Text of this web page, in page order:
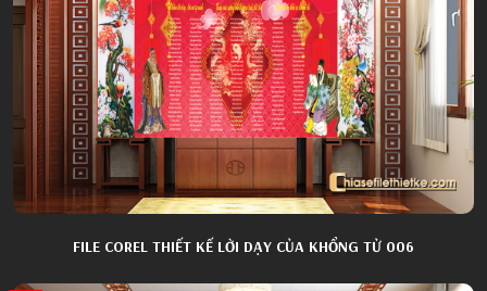
FILE COREL THIẾT KẾ LỜI DẠY CỦA KHỔNG TỬ 006